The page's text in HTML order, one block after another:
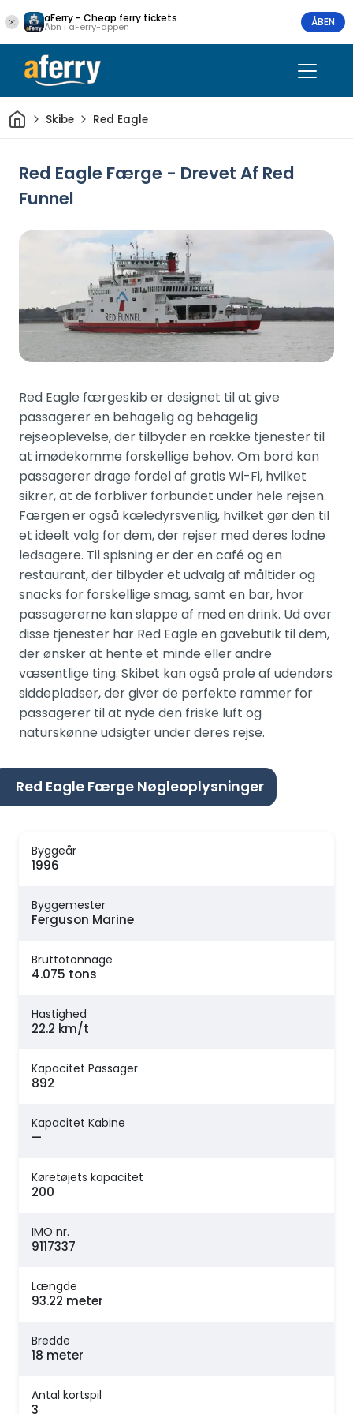
aFerry - Cheap ferry tickets
Åbn i aFerry-appen ÅBEN
HjemSkibe Red Eagle
Red Eagle Færge - Drevet Af Red
Funnel
Red Eagle færgeskib er designet til at give
passagerer en behagelig og behagelig
rejseoplevelse, der tilbyder en række tjenester til
at imødekomme forskellige behov. Om bord kan
passagerer drage fordel af gratis Wi-Fi, hvilket
sikrer, at de forbliver forbundet under hele rejsen.
Færgen er også kæledyrsvenlig, hvilket gør den til
et ideelt valg for dem, der rejser med deres lodne
ledsagere. Til spisning er der en café og en
restaurant, der tilbyder et udvalg af måltider og
snacks for forskellige smag, samt en bar, hvor
passagererne kan slappe af med en drink. Ud over
disse tjenester har Red Eagle en gavebutik til dem,
der ønsker at hente et minde eller andre
væsentlige ting. Skibet kan også prale af udendørs
siddepladser, der giver de perfekte rammer for
passagerer til at nyde den friske luft og
naturskønne udsigter under deres rejse.
Red Eagle Færge Nøgleoplysninger
Byggeår
1996
Byggemester
Ferguson Marine
Bruttotonnage
4.075 tons
Hastighed
22.2 km/t
Kapacitet Passager
892
Kapacitet Kabine
—
Køretøjets kapacitet
200
IMO nr.
9117337
Længde
93.22 meter
Bredde
18 meter
Antal kortspil
3